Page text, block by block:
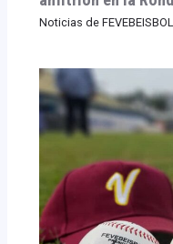
Noticias de FEVEBEISBOL